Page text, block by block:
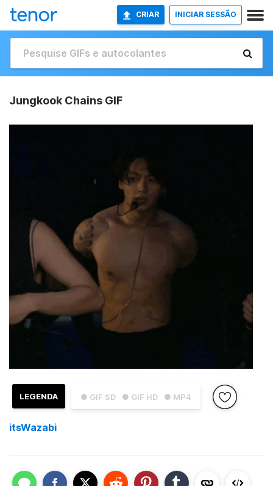
CRIAR INICIAR SESSÃO
Jungkook Chains GIF
● GIF SD ● GIF HD ● MP4
LEGENDA
itsWazabi